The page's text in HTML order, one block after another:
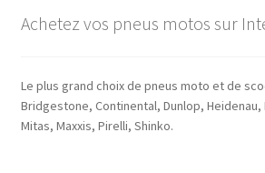
Achetez vos pneus motos sur
Le plus grand choix de pneus moto et de
Bridgestone, Continental, Dunlop,
Mitas, Maxxis, Pirelli, Shinko.